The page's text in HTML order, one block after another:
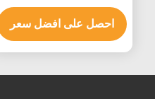
للبيئة
احصل على افضل سعر